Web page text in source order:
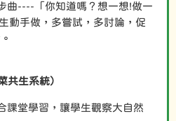
----「你知道嗎？想一想!做一
動手做，多嘗試，多討論，促
共生系統）
堂學習，讓學生觀察大自然